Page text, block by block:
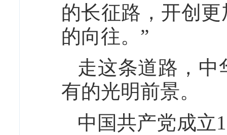
的长征路，开创
的向往。”
走这条道路，中
有的光明前景。
中国共产党成立